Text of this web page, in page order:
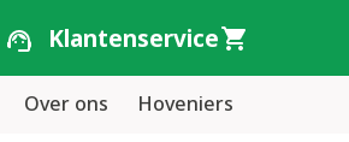
Klantenservice
Over ons Hoveniers